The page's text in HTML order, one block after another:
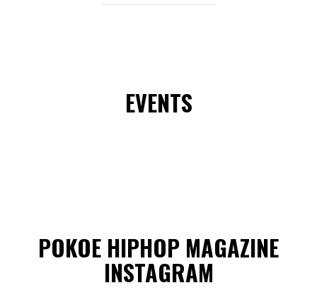
EVENTS
POKOE HIPHOP MAGAZINE
INSTAGRAM